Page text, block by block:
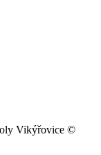
Vikýřovice ©